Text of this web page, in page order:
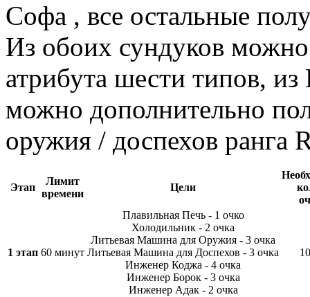
Софа , все остальные
Из обоих сундуков
атрибута шести типов,
можно дополнительно
оружия / доспехов ранга
Этап
Лимит
времени
Цели
1 этап 60 минут
Плавильная Печь - 1 очко
Холодильник - 2 очка
Литьевая Машина для Оружия - 3 очка
Литьевая Машина для Доспехов - 3 очка
Инженер Коджа - 4 очка
Инженер Борок - 3 очка
Инженер Адак - 2 очка